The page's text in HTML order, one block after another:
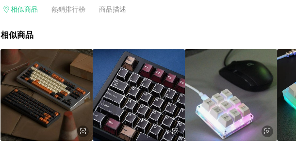
Yahoo超贈點回饋者 - 購物中心商店之商品：商品賣場中有標示「商店」及顯示商店名稱者(指定活動店家
相似商品 熱銷排行榜 商品描述
相似商品